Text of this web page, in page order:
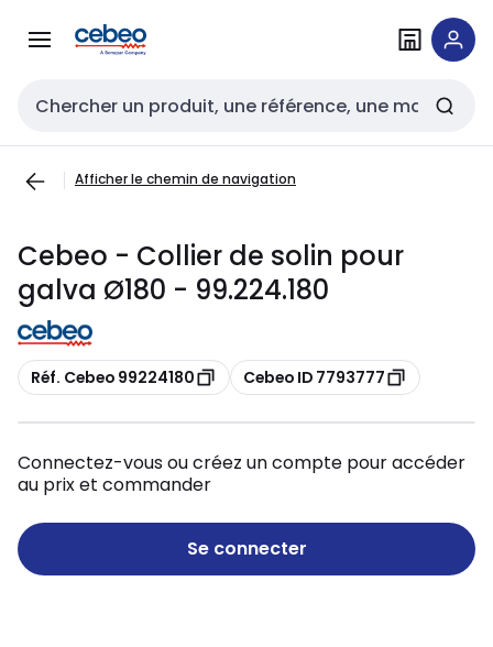
navigationau
Entrée de recherche
Afficher le chemin de navigation
Cebeo - Collier de solin pour
galva Ø180 - 99.224.180
Copier
Réf. Cebeo 99224180 Copier
Cebeo ID 7793777
Connectez-vous ou créez un compte pour accéder
au prix et commander
Se connecter